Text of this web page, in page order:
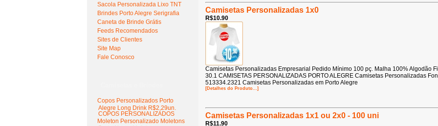
Sacola Personalizada Lixo TNT
Brindes Porto Alegre Serigrafia
Caneta de Brinde Grátis
Feeds Recomendados
Sites de Clientes
Site Map
Fale Conosco
Copos Personalizados Porto
Alegre Long Drink R$2,29un.
COPOS PERSONALIZADOS
Moleton Personalizado Moletons
Camisetas Personalizadas 1x0
R$10.90
Camisetas Personalizadas Empresarial Pedido Mínimo 100 pç. Malha 100% Algodão
30.1 CAMISETAS PERSONALIZADAS PORTO ALEGRE Camisetas Personalizadas
513334.2321 Camisetas Personalizadas em Porto Alegre
[Detalhes do Produto...]
Camisetas Personalizadas 1x1 ou 2x0 - 100 uni
R$11.90